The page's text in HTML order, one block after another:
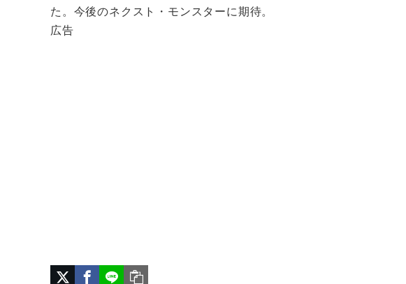
た。今後のネクスト・モンスターに期待。
広告